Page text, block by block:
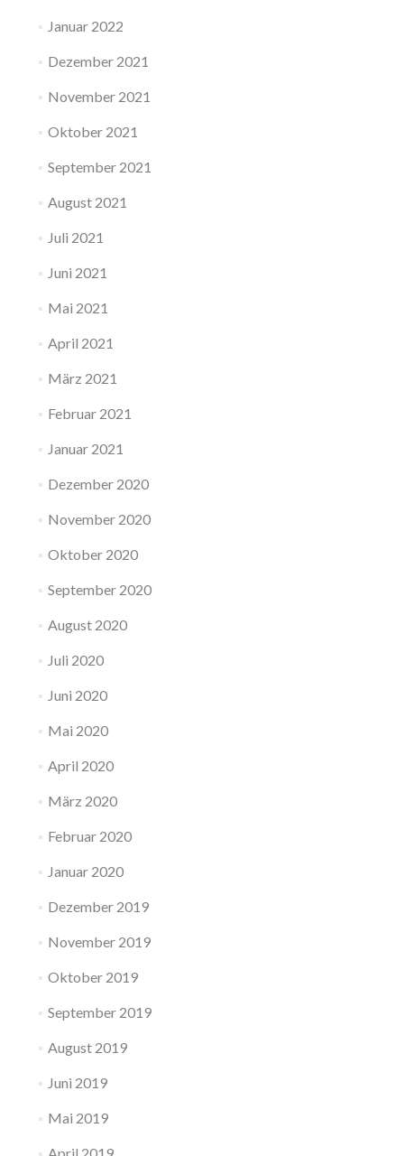
Januar 2022
Dezember 2021
November 2021
Oktober 2021
September 2021
August 2021
Juli 2021
Juni 2021
Mai 2021
April 2021
März 2021
Februar 2021
Januar 2021
Dezember 2020
November 2020
Oktober 2020
September 2020
August 2020
Juli 2020
Juni 2020
Mai 2020
April 2020
März 2020
Februar 2020
Januar 2020
Dezember 2019
November 2019
Oktober 2019
September 2019
August 2019
Juni 2019
Mai 2019